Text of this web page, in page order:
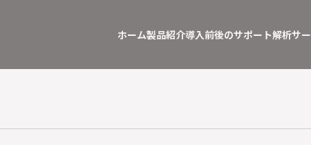
ホーム製品紹介導入前後のサポート解析サ